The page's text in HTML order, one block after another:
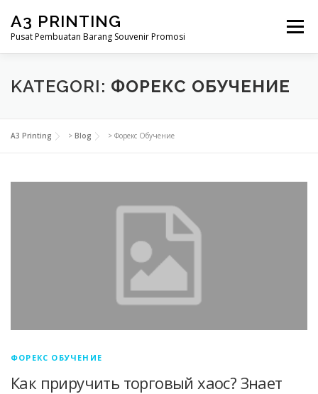
konten
A3 PRINTING
Pusat Pembuatan Barang Souvenir Promosi
Menu
BERANDA PRODUK KAMI SHOP
SAMPLE PAGE
KATEGORI: ФОРЕКС ОБУЧЕНИЕ
A3 Printing > Blog > Форекс Обучение
ФОРЕКС ОБУЧЕНИЕ
Как приручить торговый хаос? Знает